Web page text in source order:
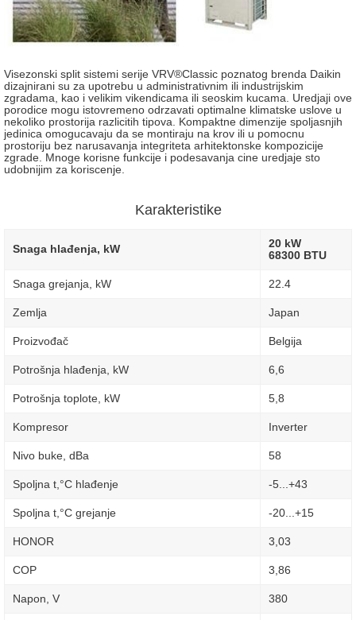
Visezonski split sistemi serije VRV®Classic poznatog brenda Daikin
dizajnirani su za upotrebu u administrativnim ili industrijskim
zgradama, kao i velikim vikendicama ili seoskim kucama. Uredjaji ove
porodice mogu istovremeno odrzavati optimalne klimatske uslove u
nekoliko prostorija razlicitih tipova. Kompaktne dimenzije spoljasnjih
jedinica omogucavaju da se montiraju na krov ili u pomocnu
prostoriju bez narusavanja integriteta arhitektonske kompozicije
zgrade. Mnoge korisne funkcije i podesavanja cine uredjaje sto
udobnijim za koriscenje.
Karakteristike
Snaga hlađenja, kW
20 kW
68300 BTU
Snaga grejanja, kW 22.4
Zemlja Japan
Proizvođač Belgija
Potrošnja hlađenja, kW 6,6
Potrošnja toplote, kW 5,8
Kompresor Inverter
Nivo buke, dBa 58
Spoljna t,°C hlađenje -5...+43
Spoljna t,°C grejanje -20...+15
HONOR 3,03
COP 3,86
Napon, V 380